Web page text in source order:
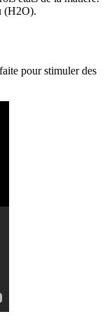
(H2O).
pour stimuler des